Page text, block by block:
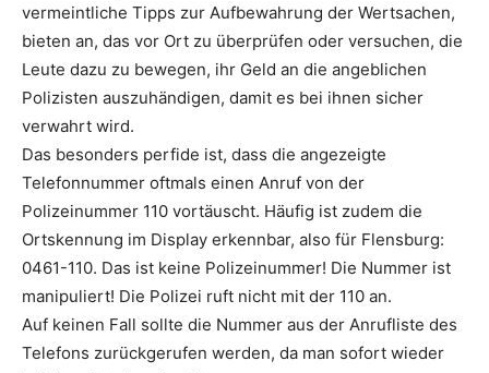
vermeintliche Tipps zur Aufbewahrung der Wertsachen,
bieten an, das vor Ort zu überprüfen oder versuchen, die
Leute dazu zu bewegen, ihr Geld an die angeblichen
Polizisten auszuhändigen, damit es bei ihnen sicher
verwahrt wird.
Das besonders perfide ist, dass die angezeigte
Telefonnummer oftmals einen Anruf von der
Polizeinummer 110 vortäuscht. Häufig ist zudem die
Ortskennung im Display erkennbar, also für Flensburg:
0461-110. Das ist keine Polizeinummer! Die Nummer ist
manipuliert! Die Polizei ruft nicht mit der 110 an.
Auf keinen Fall sollte die Nummer aus der Anrufliste des
Telefons zurückgerufen werden, da man sofort wieder